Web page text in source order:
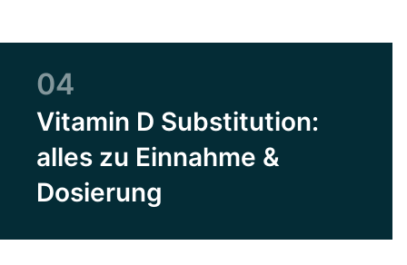
04
Vitamin D Substitution:
alles zu Einnahme &
Dosierung